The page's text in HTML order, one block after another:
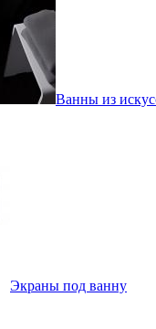
Ванны из
Экраны под ванну